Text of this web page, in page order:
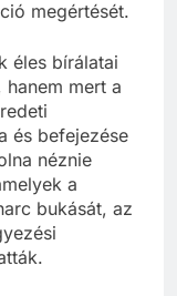
megértését.
éles bírálatai
mert a
és befejezése
néznie
a
bukását, az